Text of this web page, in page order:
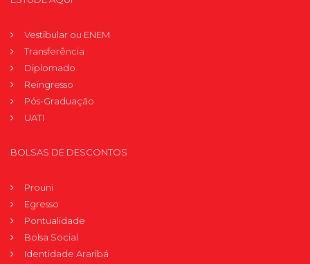
Vestibular ou ENEM
Transferência
Diplomado
Reingresso
Pós-Graduação
UATI
BOLSAS DE DESCONTOS
Prouni
Egresso
Pontualidade
Bolsa Social
Identidade Araribá